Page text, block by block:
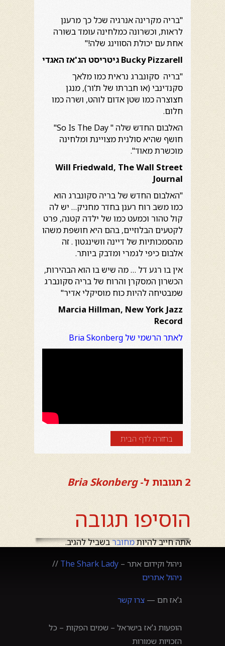
"בריה מקרינה אנרגיה שכל כך מרענן
לראות, וכשרונה כמלחינה עומד בשורה
אחת עם יכולת הסווינג שלה!"
Bucky Pizzarell גיטריסט הג'אז האגדי
"בריה סקונברג נראית כמו מלאך
סקנדינבי (או חברתו של ת'ור), מנגן
חצוצרה כמו שטן אדום לוהט, ושרה כמו
חלום.
האלבום החדש שלה " So Is The Day"
חושף שהיא סולנית מצויינת ומלחינה
מוכשרת מאוד".
Will Friedwald, The Wall Street
Journal
"האלבום החדש של בריה סקונברג הוא
כמו משב רוח רענן בחדר מחניק… יש לה
קול טהור וכמעט כמו של ילדה קטנה, פרט
לקטעים הבלוזיים, בהם היא חושפת משהו
מהסמכותיות של דיינה וושינגטון . זה
אלבום כיפי לגמרי ומדבק ביותר.
אין בו רגע דל … מה שיש בו הוא הבהירות,
הכשרון המסקרן והרוח של בריה סקונברג
שמבטיחה להיות כוח מוסיקלי אדיר"
Marcia Hillman, New York Jazz
Record
לאתר הרשמי של Bria Skonberg
בחזרה לדף הבית
2 תגובות ל- Bria Skonberg
הוסיפו תגובה
אתה חייב להיותמחוברבשביל להגיב.
ניהול וקידום אתר – The Shark Lady
//
ניהול אתרים
ג'אז חם — צרו קשר
הופעות ג'אז בישראל – שמים הפקות – כל
הזכויות שמורות